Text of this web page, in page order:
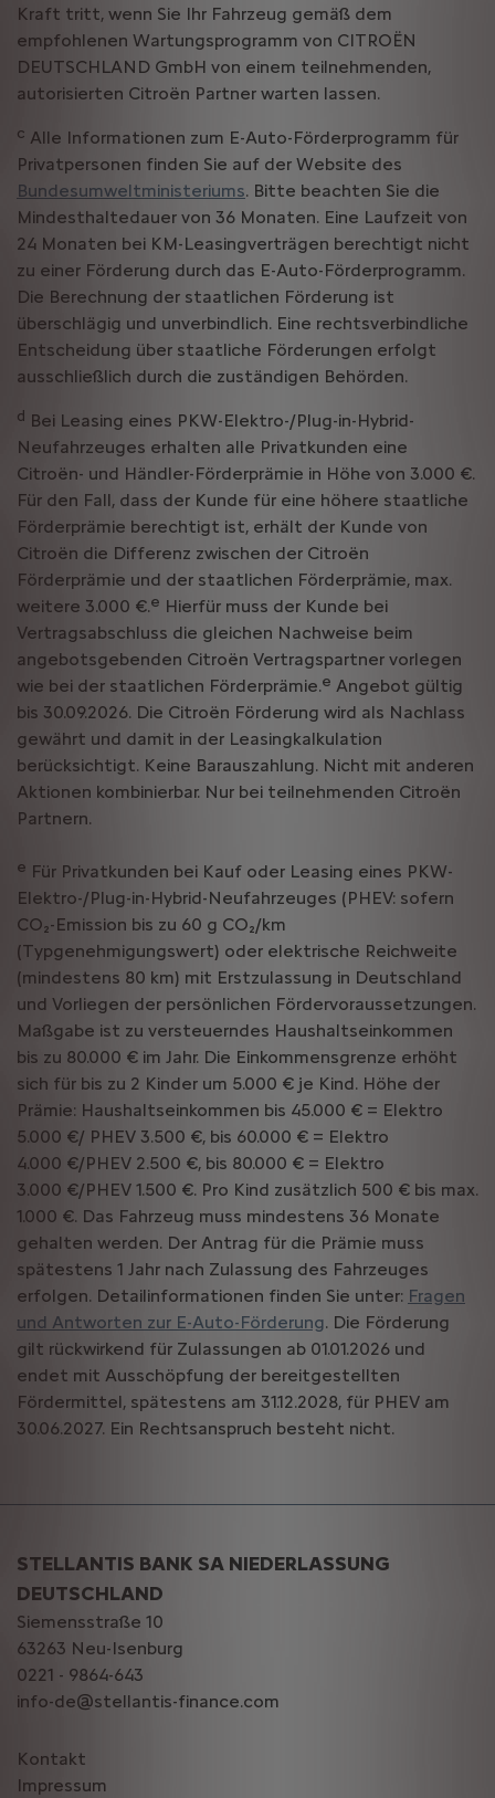
Kraft tritt, wenn Sie Ihr Fahrzeug gemäß dem
empfohlenen Wartungsprogramm von CITROËN
DEUTSCHLAND GmbH von einem teilnehmenden,
autorisierten Citroën Partner warten lassen.
c Alle Informationen zum E-Auto-Förderprogramm für
Privatpersonen finden Sie auf der Website des
Bundesumweltministeriums. Bitte beachten Sie die
Mindesthaltedauer von 36 Monaten. Eine Laufzeit von
24 Monaten bei KM-Leasingverträgen berechtigt nicht
zu einer Förderung durch das E-Auto-Förderprogramm.
Die Berechnung der staatlichen Förderung ist
überschlägig und unverbindlich. Eine rechtsverbindliche
Entscheidung über staatliche Förderungen erfolgt
ausschließlich durch die zuständigen Behörden.
d Bei Leasing eines PKW-Elektro-/Plug-in-Hybrid-
Neufahrzeuges erhalten alle Privatkunden eine
Citroën- und Händler-Förderprämie in Höhe von 3.000 €.
Für den Fall, dass der Kunde für eine höhere staatliche
Förderprämie berechtigt ist, erhält der Kunde von
Citroën die Differenz zwischen der Citroën
Förderprämie und der staatlichen Förderprämie, max.
weitere 3.000 €.e Hierfür muss der Kunde bei
Vertragsabschluss die gleichen Nachweise beim
angebotsgebenden Citroën Vertragspartner vorlegen
wie bei der staatlichen Förderprämie.e Angebot gültig
bis 30.09.2026. Die Citroën Förderung wird als Nachlass
gewährt und damit in der Leasingkalkulation
berücksichtigt. Keine Barauszahlung. Nicht mit anderen
Aktionen kombinierbar. Nur bei teilnehmenden Citroën
Partnern.
e Für Privatkunden bei Kauf oder Leasing eines PKW-
Elektro-/Plug-in-Hybrid-Neufahrzeuges (PHEV: sofern
CO₂-Emission bis zu 60 g CO₂/km
(Typgenehmigungswert) oder elektrische Reichweite
(mindestens 80 km) mit Erstzulassung in Deutschland
und Vorliegen der persönlichen Fördervoraussetzungen.
Maßgabe ist zu versteuerndes Haushaltseinkommen
bis zu 80.000 € im Jahr. Die Einkommensgrenze erhöht
sich für bis zu 2 Kinder um 5.000 € je Kind. Höhe der
Prämie: Haushaltseinkommen bis 45.000 € = Elektro
5.000 €/ PHEV 3.500 €, bis 60.000 € = Elektro
4.000 €/PHEV 2.500 €, bis 80.000 € = Elektro
3.000 €/PHEV 1.500 €. Pro Kind zusätzlich 500 € bis max.
1.000 €. Das Fahrzeug muss mindestens 36 Monate
gehalten werden. Der Antrag für die Prämie muss
spätestens 1 Jahr nach Zulassung des Fahrzeuges
erfolgen. Detailinformationen finden Sie unter: Fragen
und Antworten zur E-Auto-Förderung. Die Förderung
gilt rückwirkend für Zulassungen ab 01.01.2026 und
endet mit Ausschöpfung der bereitgestellten
Fördermittel, spätestens am 31.12.2028, für PHEV am
30.06.2027. Ein Rechtsanspruch besteht nicht.
STELLANTIS BANK SA NIEDERLASSUNG
DEUTSCHLAND
Siemensstraße 10
63263 Neu-Isenburg
0221 - 9864-643
info-de@stellantis-finance.com
Kontakt
Impressum